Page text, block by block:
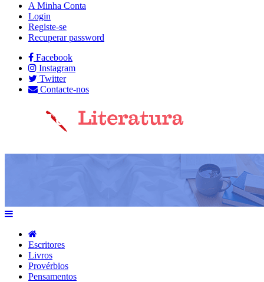
A Minha Conta
Login
Registe-se
Recuperar password
Facebook
Instagram
Twitter
Contacte-nos
Escritores
Livros
Provérbios
Pensamentos